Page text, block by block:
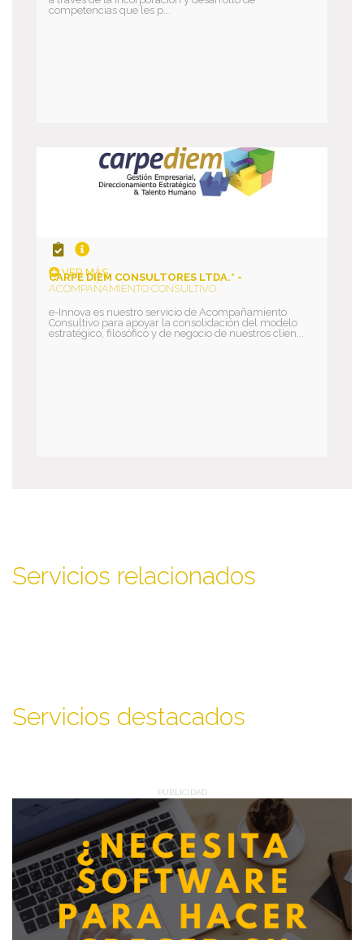
competencias que les p...
VER MÁS
CARPE DIEM CONSULTORES LTDA.* -
ACOMPAÑAMIENTO CONSULTIVO
e-Innova es nuestro servicio de Acompañamiento
Consultivo para apoyar la consolidación del modelo
estratégico, filosófico y de negocio de nuestros clien...
Servicios relacionados
Servicios destacados
PUBLICIDAD